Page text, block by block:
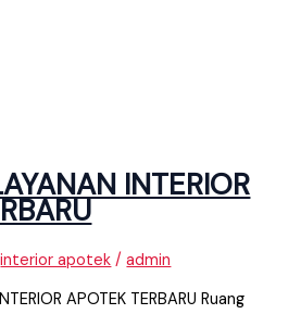
INTERIOR
interior apotek /admin
APOTEK TERBARU Ruang